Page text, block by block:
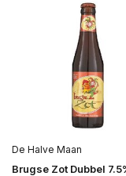
De Halve Maan
Brugse Zot Dubbel